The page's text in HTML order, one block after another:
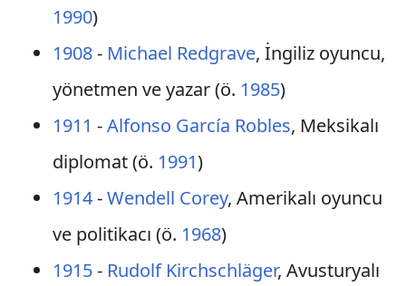
1990)
1908- Michael Redgrave, İngiliz oyuncu,
yönetmen ve yazar (ö. 1985)
1911 -Alfonso García Robles, Meksikalı
diplomat (ö. 1991)
1914-Wendell Corey, Amerikalı oyuncu
ve politikacı (ö. 1968)
1915- Rudolf Kirchschläger, Avusturyalı